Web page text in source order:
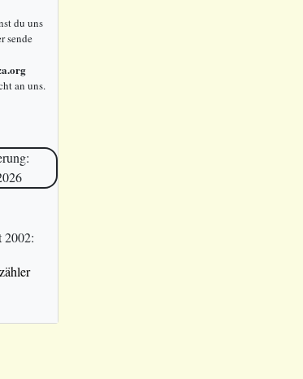
du uns
sende
an uns.
2002: